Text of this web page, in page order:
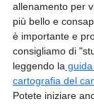
allenamento per
più bello e
è importante e
consigliamo di
leggendo la
cartografia del
Potete iniziare